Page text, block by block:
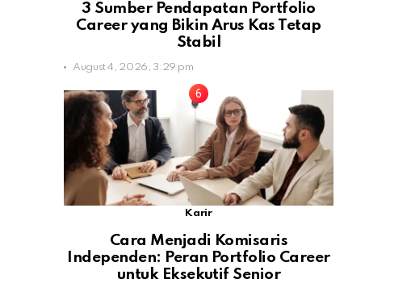
3 Sumber Pendapatan Portfolio
Career yang Bikin Arus Kas Tetap
Stabil
August 4, 2026, 3:29 pm
Karir
Cara Menjadi Komisaris
Independen: Peran Portfolio Career
untuk Eksekutif Senior